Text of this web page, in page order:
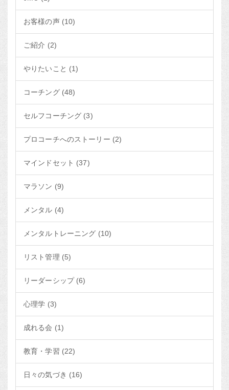
お客様の声 (10)
ご紹介 (2)
やりたいこと (1)
コーチング (48)
セルフコーチング (3)
プロコーチへのストーリー (2)
マインドセット (37)
マラソン (9)
メンタル (4)
メンタルトレーニング (10)
リスト管理 (5)
リーダーシップ (6)
心理学 (3)
成れる会 (1)
教育・学習 (22)
日々の気づき (16)